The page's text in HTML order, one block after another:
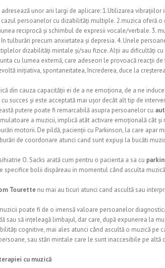
adresează unor arii largi de aplicare: 1.Utilizarea
persoanelor cu dizabilități multiple. 2.muzica oferă
reciprocă și schimbul de expresii vocale/verbale. 3.
tulburări precum anxietatea și depresia. 4. Unele
dizabilități mintale și/sau fizice. Alții au dificultăți
cu lumea externă, care adeseori le provoacă reacții
inițiativa, spontaneitatea, încrederea, duce la
din cauza capacității ei de a ne emoționa, de a ne
succes și este acceptată mai ușor decât alt tip de
putere poate fi remarcabilă asupra persoanelor cu
a muzicii, implică atât activare emoțională cât
motorii. De pildă, pacienții cu Parkinson, la care
de coordonare atunci cand sunt expuși la bucăti
O. Sacks arată cum pentru o pacienta a sa cu
specifice bolii dispăreau in momentul când asculta
Tourette nu mai au ticuri atunci cand ascultă sau
poate fi de o imensă valoare persoanelor
sau să ințeleagă limbajul, dar care, după expunerea la
cognitive, mai ales atunci când ascultă o muzică pe
sau stări mintale care le sunt inaccesibile pe altă
cu muzică